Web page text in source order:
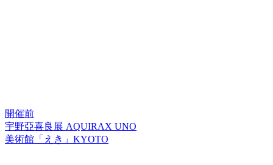
開催前
宇野亞喜良展 AQUIRAX UNO
美術館「えき」KYOTO